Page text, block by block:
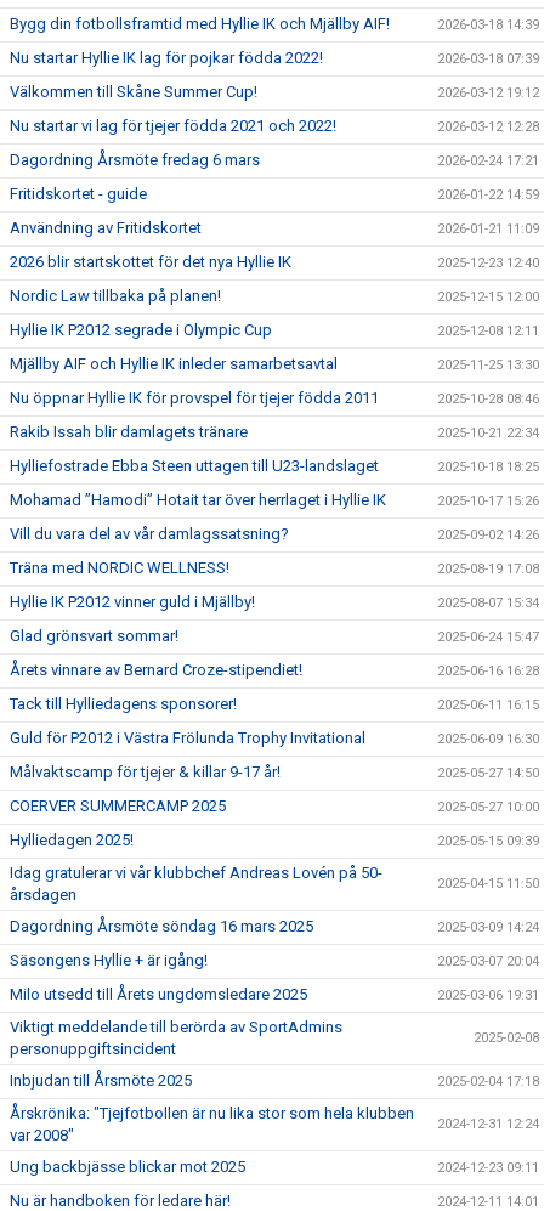
Bygg din fotbollsframtid med Hyllie IK och Mjällby AIF! 2026-03-18 14:39
Nu startar Hyllie IK lag för pojkar födda 2022! 2026-03-18 07:39
Välkommen till Skåne Summer Cup! 2026-03-12 19:12
Nu startar vi lag för tjejer födda 2021 och 2022! 2026-03-12 12:28
Dagordning Årsmöte fredag 6 mars 2026-02-24 17:21
Fritidskortet - guide 2026-01-22 14:59
Användning av Fritidskortet 2026-01-21 11:09
2026 blir startskottet för det nya Hyllie IK 2025-12-23 12:40
Nordic Law tillbaka på planen! 2025-12-15 12:00
Hyllie IK P2012 segrade i Olympic Cup 2025-12-08 12:11
Mjällby AIF och Hyllie IK inleder samarbetsavtal 2025-11-25 13:30
Nu öppnar Hyllie IK för provspel för tjejer födda 2011 2025-10-28 08:46
Rakib Issah blir damlagets tränare 2025-10-21 22:34
Hylliefostrade Ebba Steen uttagen till U23-landslaget 2025-10-18 18:25
Mohamad ”Hamodi” Hotait tar över herrlaget i Hyllie IK 2025-10-17 15:26
Vill du vara del av vår damlagssatsning? 2025-09-02 14:26
Träna med NORDIC WELLNESS! 2025-08-19 17:08
Hyllie IK P2012 vinner guld i Mjällby! 2025-08-07 15:34
Glad grönsvart sommar! 2025-06-24 15:47
Årets vinnare av Bernard Croze-stipendiet! 2025-06-16 16:28
Tack till Hylliedagens sponsorer! 2025-06-11 16:15
Guld för P2012 i Västra Frölunda Trophy Invitational 2025-06-09 16:30
Målvaktscamp för tjejer & killar 9-17 år! 2025-05-27 14:50
COERVER SUMMERCAMP 2025 2025-05-27 10:00
Hylliedagen 2025! 2025-05-15 09:39
Idag gratulerar vi vår klubbchef Andreas Lovén på 50-
årsdagen
2025-04-15 11:50
Dagordning Årsmöte söndag 16 mars 2025 2025-03-09 14:24
Säsongens Hyllie + är igång! 2025-03-07 20:04
Milo utsedd till Årets ungdomsledare 2025 2025-03-06 19:31
Viktigt meddelande till berörda av SportAdmins
personuppgiftsincident
2025-02-08
Inbjudan till Årsmöte 2025 2025-02-04 17:18
Årskrönika: "Tjejfotbollen är nu lika stor som hela klubben
var 2008"
2024-12-31 12:24
Ung backbjässe blickar mot 2025 2024-12-23 09:11
Nu är handboken för ledare här! 2024-12-11 14:01